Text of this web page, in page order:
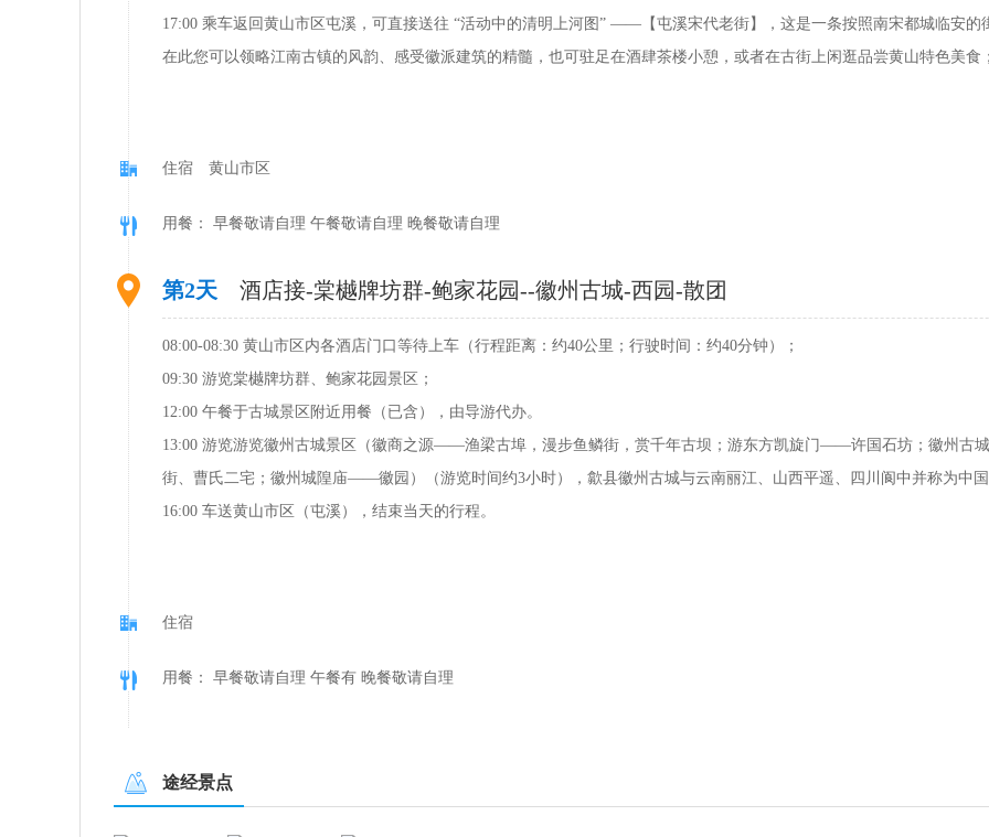
17:00 乘车返回黄山市区屯溪，可直接送往 “活动中的清明上河图” ——【屯溪宋代老街】，这是一条按照南宋都城临安的
在此您可以领略江南古镇的风韵、感受徽派建筑的精髓，也可驻足在酒肆茶楼小憩，或者在古街上闲逛品尝黄山特色美食
住宿 黄山市区
用餐： 早餐敬请自理 午餐敬请自理 晚餐敬请自理
第2天 酒店接-棠樾牌坊群-鲍家花园--徽州古城-西园-散团
08:00-08:30 黄山市区内各酒店门口等待上车（行程距离：约40公里；行驶时间：约40分钟）；
09:30 游览棠樾牌坊群、鲍家花园景区；
12:00 午餐于古城景区附近用餐（已含），由导游代办。
13:00 游览游览徽州古城景区（徽商之源——渔梁古埠，漫步鱼鳞街，赏千年古坝；游东方凯旋门——许国石坊；徽州古
街、曹氏二宅；徽州城隍庙——徽园）（游览时间约3小时），歙县徽州古城与云南丽江、山西平遥、四川阆中并称为中国
16:00 车送黄山市区（屯溪），结束当天的行程。
住宿
用餐： 早餐敬请自理 午餐有 晚餐敬请自理
途经景点